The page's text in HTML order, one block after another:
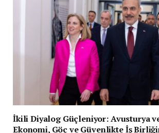
İkili Diyalog Güçleniyor: Avusturya
Ekonomi, Göç ve Güvenlikte İş